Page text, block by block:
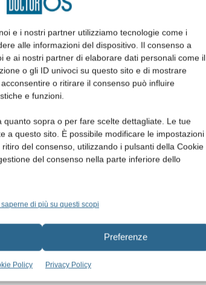
e i nostri partner utilizziamo tecnologie come i
alle informazioni del dispositivo. Il consenso a
e ai nostri partner di elaborare dati personali come il
o gli ID univoci su questo sito e di mostrare
o ritirare il consenso può influire
e funzioni.
sopra o per fare scelte dettagliate. Le tue
a questo sito. È possibile modificare le impostazioni
del consenso, utilizzando i pulsanti della Cookie
del consenso nella parte inferiore dello
saperne di più su questi scopi
Preferenze
Policy Privacy Policy
nei casi di interruzione
di irregolarità o discontinuità
l’insorgenza di complicanze,